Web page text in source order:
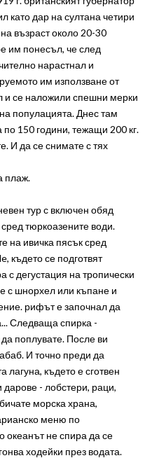
като дар на султана четири
възраст около 20-30
им понесъл, че след
нарастнал и
им използване от
и се наложили спешни мерки
популацията. Днес там
150 години, тежащи 200 кг.
И да се снимате с тях
плаж.
тур с включен обяд
тюркоазените води.
на ивичка пясък сред
където се подготвят
с дегустация на тропически
с шнорхел или къпане и
рифът е започнал да
Следваща спирка -
поплувате. После ви
И точно преди да
лагуна, където е сготвен
дарове - лобстери, раци,
морска храна,
меню по
океанът не спира да се
ходейки през водата.